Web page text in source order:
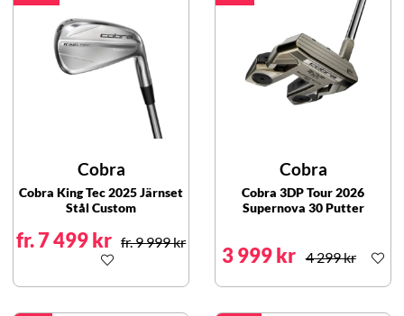
Cobra
Cobra King Tec 2025 Järnset
Stål Custom
fr. 7 499 kr fr. 9 999 kr
Cobra
Cobra 3DP Tour 2026
Supernova 30 Putter
3 999 kr 4 299 kr